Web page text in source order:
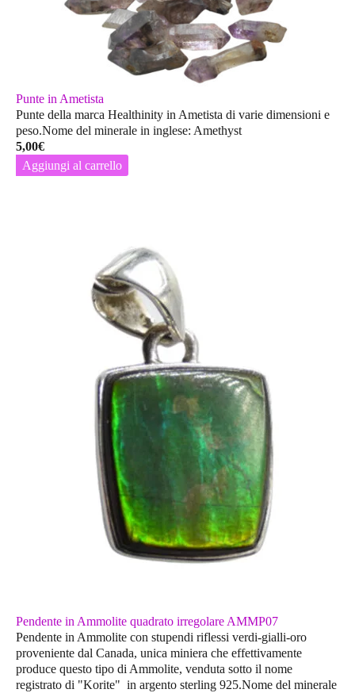
Punte in Ametista
Punte della marca Healthinity in Ametista di varie dimensioni e
peso.Nome del minerale in inglese: Amethyst
5,00€
Aggiungi al carrello
Pendente in Ammolite quadrato irregolare AMMP07
Pendente in Ammolite con stupendi riflessi verdi-gialli-oro
proveniente dal Canada, unica miniera che effettivamente
produce questo tipo di Ammolite, venduta sotto il nome
registrato di "Korite" in argento sterling 925.Nome del minerale